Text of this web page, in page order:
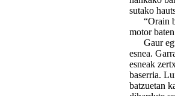
sutako
“Orain
motor
Gaur
esnea.
esneak
baserria.
batzuetan